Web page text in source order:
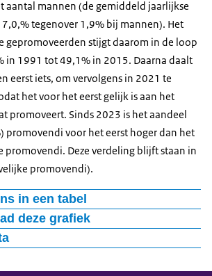
984
1056
1054
1098
1157
1321
1341
1373
1571
1626
1815
1997
aantal mannen (de gemiddeld jaarlijkse
tegenover 1,9% bij mannen). Het
gepromoveerden stijgt daarom in de loop
in 1991 tot 49,1% in 2015. Daarna daalt
eerst iets, om vervolgens in 2021 te
het voor het eerst gelijk is aan het
promoveert. Sinds 2023 is het aandeel
promovendi voor het eerst hoger dan het
promovendi. Deze verdeling blijft staan in
promovendi).
in een tabel
deze grafiek